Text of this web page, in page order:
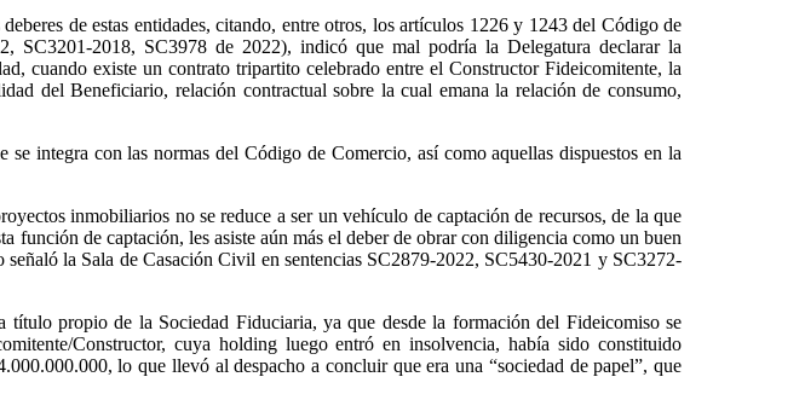
de estas entidades, citando, entre otros, los artículos 1226 y 1243 del Código de
SC3201-2018, SC3978 de 2022), indicó que mal podría la Delegatura declarar la
cuando existe un contrato tripartito celebrado entre el Constructor Fideicomitente, la
del Beneficiario, relación contractual sobre la cual emana la relación de consumo,
integra con las normas del Código de Comercio, así como aquellas dispuestos en la
inmobiliarios no se reduce a ser un vehículo de captación de recursos, de la que
función de captación, les asiste aún más el deber de obrar con diligencia como un buen
la Sala de Casación Civil en sentencias SC2879-2022, SC5430-2021 y SC3272-
título propio de la Sociedad Fiduciaria, ya que desde la formación del Fideicomiso se
Constructor, cuya holding luego entró en insolvencia, había sido constituido
lo que llevó al despacho a concluir que era una “sociedad de papel”, que